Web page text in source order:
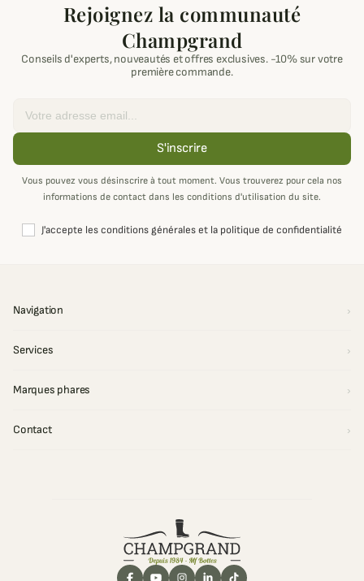
Rejoignez la communauté
Champgrand
Conseils d'experts, nouveautés et offres exclusives. -10% sur votre
première commande.
S'inscrire
Vous pouvez vous désinscrire à tout moment. Vous trouverez pour cela nos
informations de contact dans les conditions d'utilisation du site.
J'accepte les conditions générales et la politique de confidentialité
Navigation
Services
Marques phares
Contact